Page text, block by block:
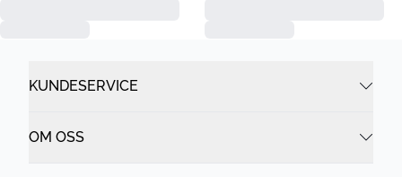
KUNDESERVICE
OM OSS